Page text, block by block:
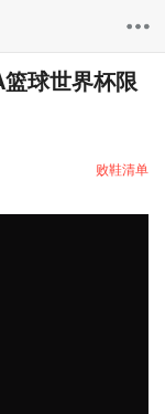
球世界杯限
败鞋清单